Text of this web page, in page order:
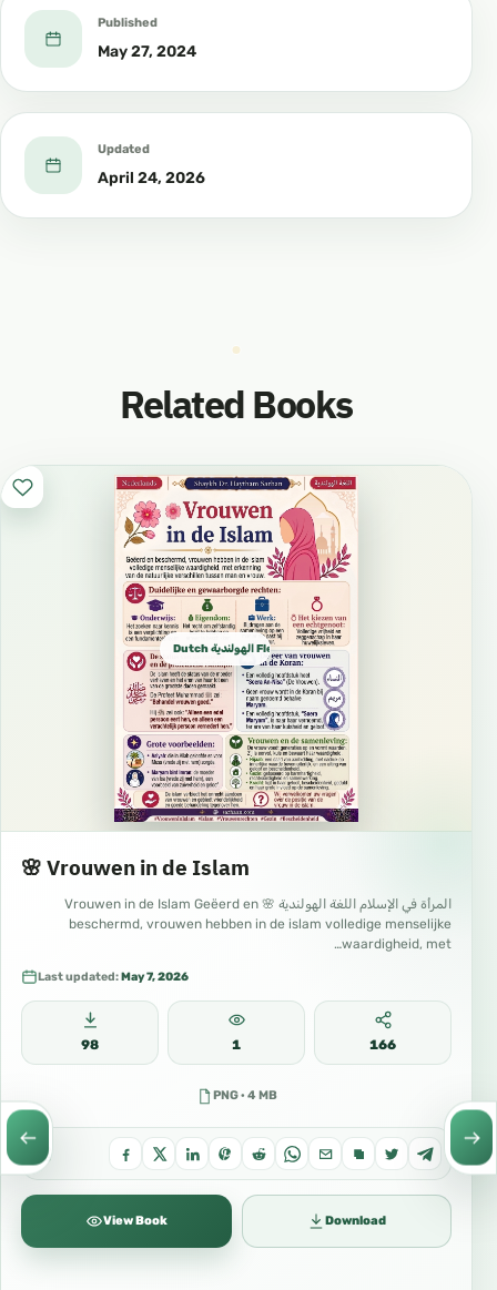
Published
May 27, 2024
Updated
April 24, 2026
Related Books
Dutch الهولندية Flemish
🌸 Vrouwen in de Islam
المرأة في الإسلام اللغة الهولندية 🌸 Vrouwen in de Islam Geëerd en
beschermd, vrouwen hebben in de islam volledige menselijke
waardigheid, met…
Last updated:May 7, 2026
98 1 166
PNG · 4 MB
View Book Download